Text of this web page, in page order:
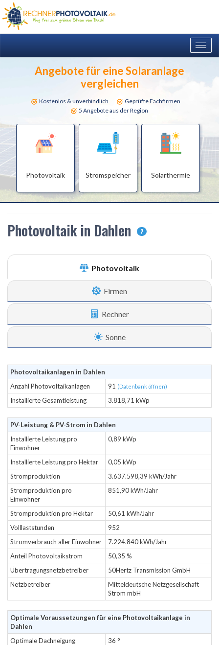
Angebote für eine Solaranlage
vergleichen
Kostenlos & unverbindlich
Geprüfte Fachfirmen
5 Angebote aus der Region
Photovoltaik Stromspeicher Solarthermie
Photovoltaik in Dahlen ?
Photovoltaik
Firmen
Rechner
Sonne
Photovoltaikanlagen in Dahlen
Anzahl Photovoltaikanlagen
91 (Datenbank öffnen)
Installierte Gesamtleistung 3.818,71 kWp
PV-Leistung & PV-Strom in Dahlen
Installierte Leistung pro
Einwohner
0,89 kWp
Installierte Leistung pro Hektar
0,05 kWp
Stromproduktion
3.637.598,39 kWh/Jahr
Stromproduktion pro
Einwohner
851,90 kWh/Jahr
Stromproduktion pro Hektar
50,61 kWh/Jahr
Volllaststunden
952
Stromverbrauch aller Einwohner
7.224.840 kWh/Jahr
Anteil Photovoltaikstrom
50,35 %
Übertragungsnetzbetreiber
50Hertz Transmission GmbH
Netzbetreiber
Mitteldeutsche Netzgesellschaft
Strom mbH
Optimale Voraussetzungen für eine Photovoltaikanlage in
Dahlen
Optimale Dachneigung
36 °